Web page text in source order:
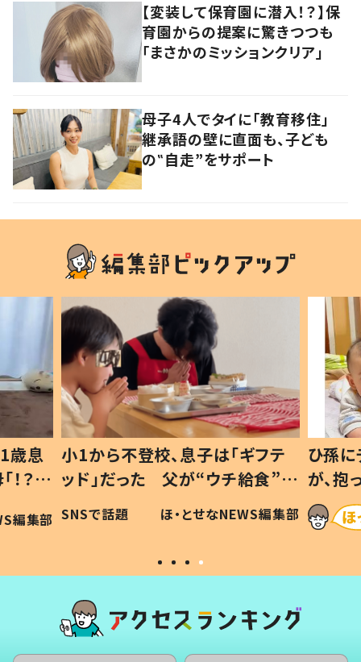
【変装して保育園に潜入！？】保
育園からの提案に驚きつつも
「まさかのミッションクリア」
母子4人でタイに「教育移住」
継承語の壁に直面も、子ども
の‟自走”をサポート
歳息
？」
編集部
小1から不登校、息子は「ギフテ
ッド」だった 父が“ウチ給食”を
作り続ける理由とは #令和の親
#令和の子
SNSで話題 ほ・とせなNEWS編集部
ひ孫
が、
「涙が
い」